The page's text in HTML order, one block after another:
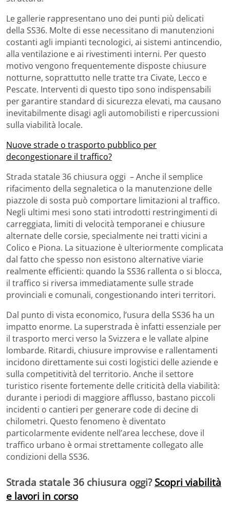
Le gallerie rappresentano uno dei punti più delicati
della SS36. Molte di esse necessitano di manutenzioni
costanti agli impianti tecnologici, ai sistemi antincendio,
alla ventilazione e ai rivestimenti interni. Per questo
motivo vengono frequentemente disposte chiusure
notturne, soprattutto nelle tratte tra Civate, Lecco e
Pescate. Interventi di questo tipo sono indispensabili
per garantire standard di sicurezza elevati, ma causano
inevitabilmente disagi agli automobilisti e ripercussioni
sulla viabilità locale.
Nuove strade o trasporto pubblico per
decongestionare il traffico?
Strada statale 36 chiusura oggi – Anche il semplice
rifacimento della segnaletica o la manutenzione delle
piazzole di sosta può comportare limitazioni al traffico.
Negli ultimi mesi sono stati introdotti restringimenti di
carreggiata, limiti di velocità temporanei e chiusure
alternate delle corsie, specialmente nei tratti vicini a
Colico e Piona. La situazione è ulteriormente complicata
dal fatto che spesso non esistono alternative viarie
realmente efficienti: quando la SS36 rallenta o si blocca,
il traffico si riversa immediatamente sulle strade
provinciali e comunali, congestionando interi territori.
Dal punto di vista economico, l’usura della SS36 ha un
impatto enorme. La superstrada è infatti essenziale per
il trasporto merci verso la Svizzera e le vallate alpine
lombarde. Ritardi, chiusure improvvise e rallentamenti
incidono direttamente sui costi logistici delle aziende e
sulla competitività del territorio. Anche il settore
turistico risente fortemente delle criticità della viabilità:
durante i periodi di maggiore afflusso, bastano piccoli
incidenti o cantieri per generare code di decine di
chilometri. Questo fenomeno è diventato
particolarmente evidente nell’area lecchese, dove il
traffico urbano è ormai strettamente collegato alle
condizioni della SS36.
Strada statale 36 chiusura oggi? Scopri viabilità
e lavori in corso